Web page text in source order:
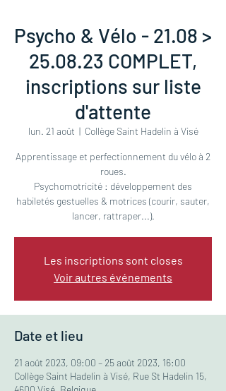
Psycho & Vélo - 21.08 >
25.08.23 COMPLET,
inscriptions sur liste
d'attente
lun. 21 août
  |
Collège Saint Hadelin à Visé
Apprentissage et perfectionnement du vélo à 2
roues.
Psychomotricité : développement des
habiletés gestuelles & motrices (courir, sauter,
lancer, rattraper...).
Les inscriptions sont closes
Voir autres événements
Date et lieu
21 août 2023, 09:00 – 25 août 2023, 16:00
Collège Saint Hadelin à Visé, Rue St Hadelin 15,